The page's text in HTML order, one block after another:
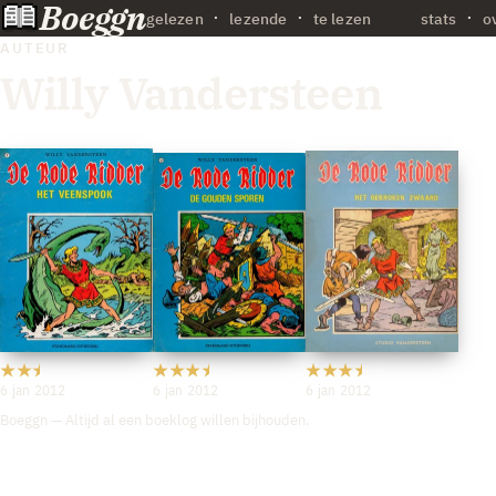
Boeggngelezen lezende te lezen stats ·
AUTEUR
6 jan 2012 6 jan 2012
6 jan 2012
Boeggn — Altijd al een boeklog willen bijhouden.